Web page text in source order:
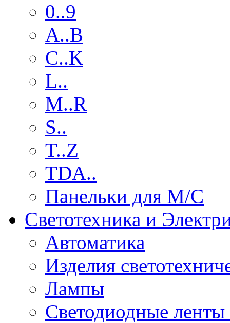
0..9
A..B
C..K
L..
M..R
S..
T..Z
TDA..
Панельки для М/С
Светотехника и
Автоматика
Изделия
Лампы
Светодиодные